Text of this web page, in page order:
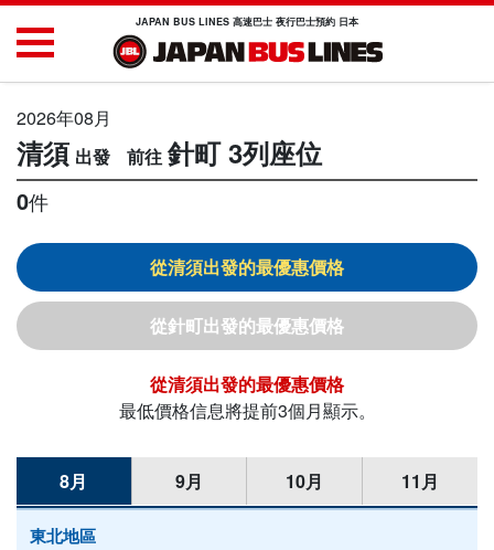
JAPAN BUS LINES 高速巴士 夜行巴士預約 日本
2026年08月
清須 針町 3列座位
0件
清須
針町
清須
最低價格信息將提前3個月顯示。
8月 9月 10月 11月
東北地區